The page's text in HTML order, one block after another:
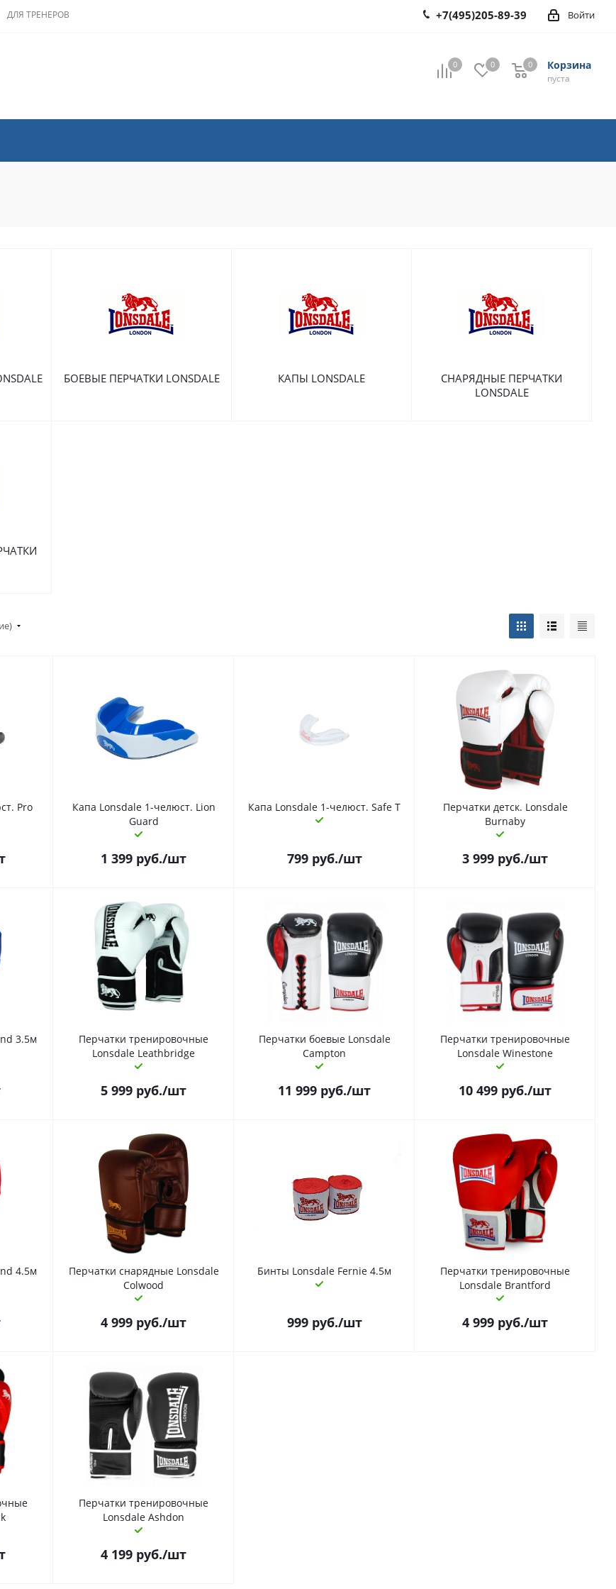
ДЛЯ ТРЕНЕРОВ Войти
+7(495)205-89-39
0 0 Корзина
0
пуста
0
БОЕВЫЕ ПЕРЧАТКИ LONSDALE КАПЫ LONSDALE
СНАРЯДНЫЕ ПЕРЧАТКИ
LONSDALE
Pro
Капа Lonsdale 1-челюст. Lion
Guard
1 399 руб./шт
Капа Lonsdale 1-челюст. Safe T
799руб./шт
Перчатки детск. Lonsdale
Burnaby
3 999 руб./шт
3.5м
Перчатки тренировочные
Lonsdale Leathbridge
5 999 руб./шт
Перчатки боевые Lonsdale
Campton
11 999 руб./шт
Перчатки тренировочные
Lonsdale Winestone
10 499 руб./шт
4.5м
Перчатки снарядные Lonsdale
Colwood
4 999 руб./шт
Бинты Lonsdale Fernie 4.5м
999руб./шт
Перчатки тренировочные
Lonsdale Brantford
4 999 руб./шт
Перчатки тренировочные
Lonsdale Ashdon
4 199 руб./шт